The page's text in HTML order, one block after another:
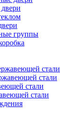
группы
стали
стали
стали
стали